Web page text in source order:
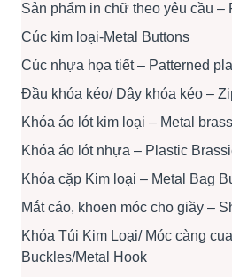
Sản phẩm in chữ theo yêu cầu –
Cúc kim loại-Metal Buttons
Cúc nhựa họa tiết – Patterned
Đầu khóa kéo/ Dây khóa kéo –
Khóa áo lót kim loại – Metal
Khóa áo lót nhựa – Plastic
Khóa cặp Kim loại – Metal Bag
Mắt cáo, khoen móc cho giầy –
Khóa Túi Kim Loại/ Móc càng
Buckles/Metal Hook